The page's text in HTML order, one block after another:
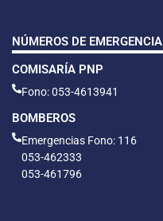
NÚMEROS DE EMERGENCIA
COMISARÍA PNP
Fono: 053-4613941
BOMBEROS
Emergencias Fono: 116
053-462333
053-461796